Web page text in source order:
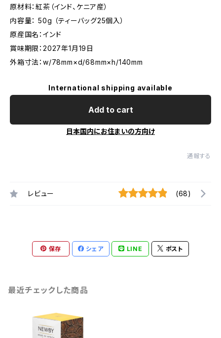
原材料：紅茶（インド、ケニア産）
内容量： 50g （ティーバッグ25個入）
原産国名：インド
賞味期限：2027年1月19日
外箱寸法：w/78mm×d/68mm×h/140mm
International shipping available
Add to cart
日本国内にお住まいの方向け
通報する
レビュー (68)
保存 シェア LINE ポスト
最近チェックした商品